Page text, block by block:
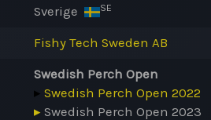
Sverige SE
Fishy Tech Sweden AB
Swedish Perch Open
▸ Swedish Perch Open 2022
▸ Swedish Perch Open 2023